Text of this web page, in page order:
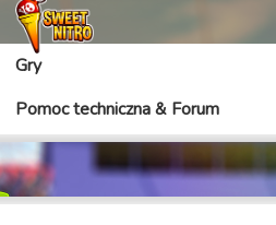
Gry
Pomoc techniczna & Forum